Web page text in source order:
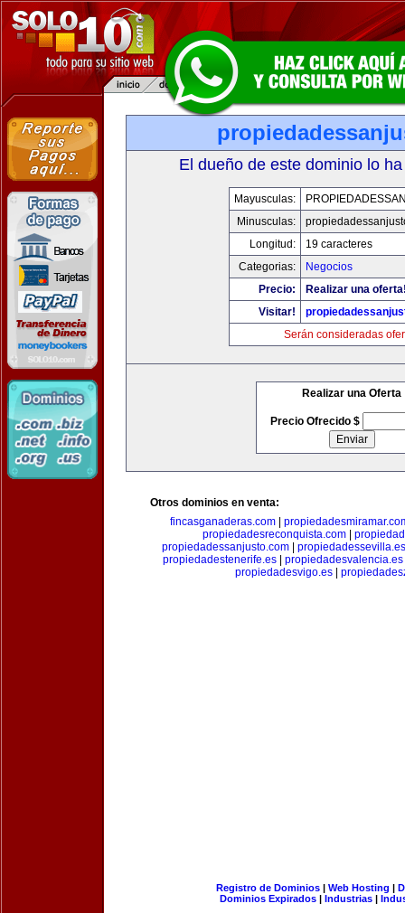
El dueño de este dominio lo
Mayusculas:
Minusculas:
Longitud:
19 caracteres
Categorias:
Negocios
Precio:
Realizar una
Visitar!
Serán consideradas
Realizar una Oferta
Precio Ofrecido $
Otros dominios en venta:
fincasganaderas.com
propiedadesreconquista.com
propiedadessanjusto.com| propiedadessevilla.es
propiedadestenerife.es| propiedadesvalencia.es
propiedadesvigo.es|
Registro de Dominios| Web Hosting |
Dominios Expirados | Industrias |